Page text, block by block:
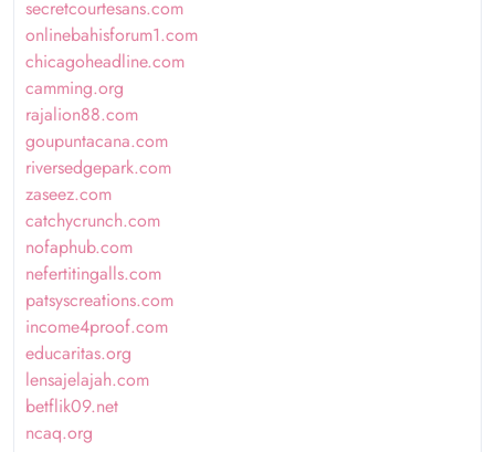
secretcourtesans.com
onlinebahisforum1.com
chicagoheadline.com
camming.org
rajalion88.com
goupuntacana.com
riversedgepark.com
zaseez.com
catchycrunch.com
nofaphub.com
nefertitingalls.com
patsyscreations.com
income4proof.com
educaritas.org
lensajelajah.com
betflik09.net
ncaq.org